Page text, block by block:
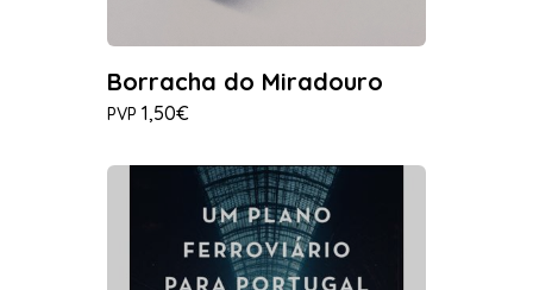
Borracha do Miradouro
PVP 1,50€